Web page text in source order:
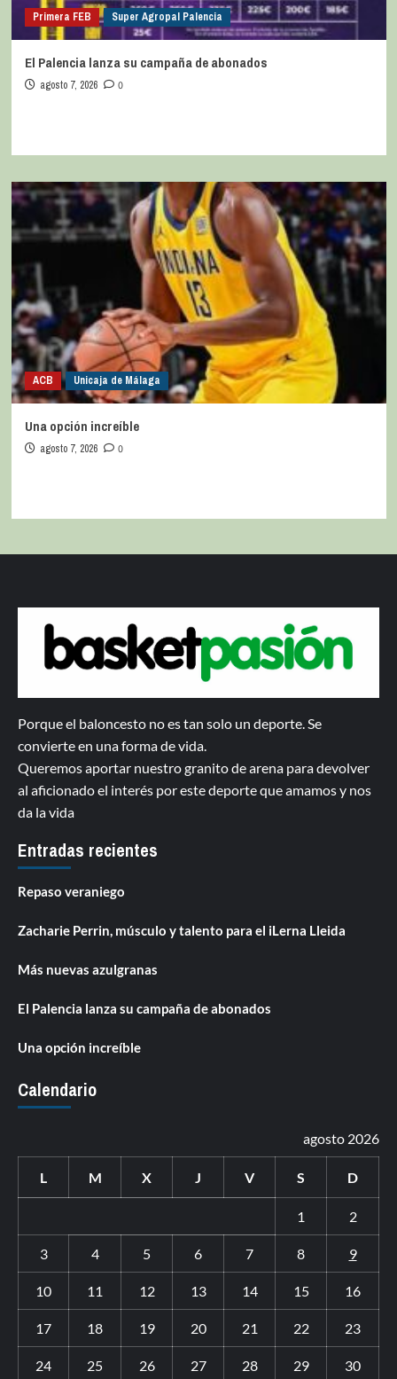
Primera FEB Super Agropal Palencia
El Palencia lanza su campaña de abonados
agosto 7, 2026 0
ACB Unicaja de Málaga
Una opción increíble
agosto 7, 2026 0
Porque el baloncesto no es tan solo un deporte. Se
convierte en una forma de vida.
Queremos aportar nuestro granito de arena para devolver
al aficionado el interés por este deporte que amamos y nos
da la vida
Entradas recientes
Repaso veraniego
Zacharie Perrin, músculo y talento para el iLerna Lleida
Más nuevas azulgranas
El Palencia lanza su campaña de abonados
Una opción increíble
Calendario
agosto 2026
L M X J V S D
1 2
3 4 5 6 7 8 9
10 11 12 13 14 15 16
17 18 19 20 21 22 23
24 25 26 27 28 29 30